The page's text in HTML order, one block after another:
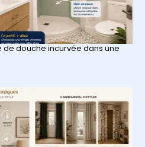
de douche incurvée dans une